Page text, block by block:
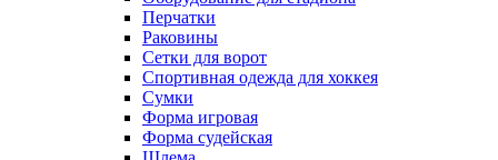
Перчатки
Раковины
Сетки для ворот
Спортивная одежда для хоккея
Сумки
Форма игровая
Форма судейская